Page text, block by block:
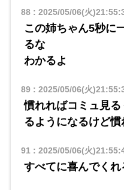
88: 2025/05/06(火
この姉ちゃん5秒に
るな
わかるよ
89: 2025/05/06(火
慣れればコミュ見
るようになるけど
91 : 2025/05/06(火
すべてに喜んでくれ